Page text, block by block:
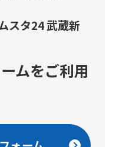
スタ24 武蔵新
ムをご利用